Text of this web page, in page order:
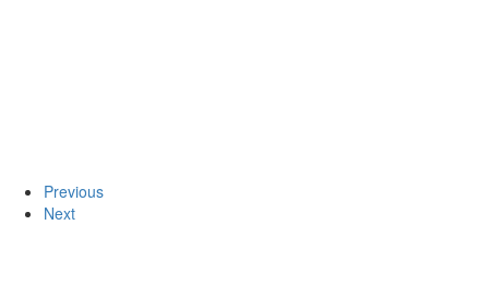
Previous
Next